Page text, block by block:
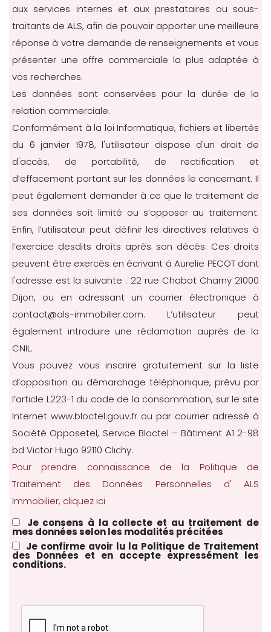
aux services internes et aux prestataires ou sous-
traitants de ALS, afin de pouvoir apporter une meilleure
réponse à votre demande de renseignements et vous
présenter une offre commerciale la plus adaptée à
vos recherches.
Les données sont conservées pour la durée de la
relation commerciale.
Conformément à la loi Informatique, fichiers et libertés
du 6 janvier 1978, l'utilisateur dispose d'un droit de
d'accès, de portabilité, de rectification et
d’effacement portant sur les données le concernant. Il
peut également demander à ce que le traitement de
ses données soit limité ou s’opposer au traitement.
Enfin, l’utilisateur peut définir les directives relatives à
l’exercice desdits droits après son décès. Ces droits
peuvent être exercés en écrivant à Aurelie PECOT dont
l'adresse est la suivante : 22 rue Chabot Charny 21000
Dijon, ou en adressant un courrier électronique à
contact@als-immobilier.com. L’utilisateur peut
également introduire une réclamation auprès de la
CNIL.
Vous pouvez vous inscrire gratuitement sur la liste
d’opposition au démarchage téléphonique, prévu par
l’article L223-1 du code de la consommation, sur le site
Internet www.bloctel.gouv.fr ou par courrier adressé à
Société Opposetel, Service Bloctel – Bâtiment A1 2-98
bd Victor Hugo 92110 Clichy.
Pour prendre connaissance de la Politique de
Traitement des Données Personnelles d' ALS
Immobilier, cliquez ici
Je consens à la collecte et au traitement de
mes données selon les modalités précitées
Je confirme avoir lu la Politique de Traitement
des Données et en accepte expressément les
conditions.